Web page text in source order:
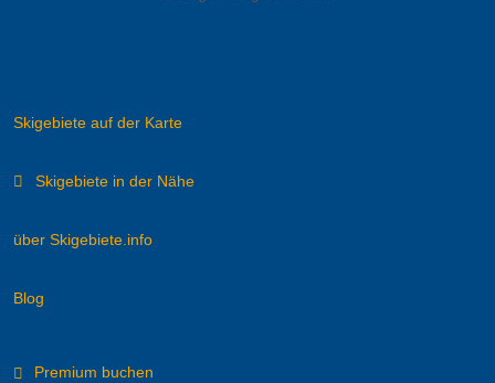
Skigebiete auf der Karte
Skigebiete in der Nähe
über Skigebiete.info
Blog
Premium buchen